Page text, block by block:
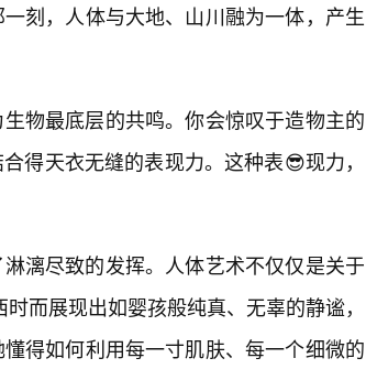
刻，人体与大地、山川融为一体，产生
物最底层的共鸣。你会惊叹于造物主的
得天衣无缝的表现力。这种表😎现力，
漓尽致的发挥。人体艺术不仅仅是关于
而展现出如婴孩般纯真、无辜的静谧，
得如何利用每一寸肌肤、每一个细微的